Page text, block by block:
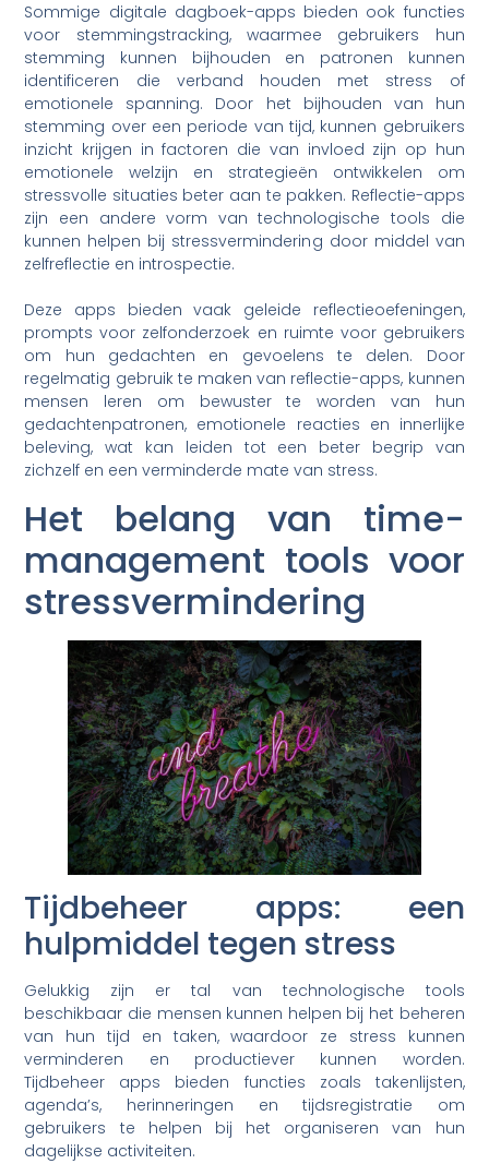
Sommige digitale dagboek-apps bieden ook functies
voor stemmingstracking, waarmee gebruikers hun
stemming kunnen bijhouden en patronen kunnen
identificeren die verband houden met stress of
emotionele spanning. Door het bijhouden van hun
stemming over een periode van tijd, kunnen gebruikers
inzicht krijgen in factoren die van invloed zijn op hun
emotionele welzijn en strategieën ontwikkelen om
stressvolle situaties beter aan te pakken. Reflectie-apps
zijn een andere vorm van technologische tools die
kunnen helpen bij stressvermindering door middel van
zelfreflectie en introspectie.
Deze apps bieden vaak geleide reflectieoefeningen,
prompts voor zelfonderzoek en ruimte voor gebruikers
om hun gedachten en gevoelens te delen. Door
regelmatig gebruik te maken van reflectie-apps, kunnen
mensen leren om bewuster te worden van hun
gedachtenpatronen, emotionele reacties en innerlijke
beleving, wat kan leiden tot een beter begrip van
zichzelf en een verminderde mate van stress.
Het belang van time-
management tools voor
stressvermindering
Tijdbeheer apps: een
hulpmiddel tegen stress
Gelukkig zijn er tal van technologische tools
beschikbaar die mensen kunnen helpen bij het beheren
van hun tijd en taken, waardoor ze stress kunnen
verminderen en productiever kunnen worden.
Tijdbeheer apps bieden functies zoals takenlijsten,
agenda’s, herinneringen en tijdsregistratie om
gebruikers te helpen bij het organiseren van hun
dagelijkse activiteiten.